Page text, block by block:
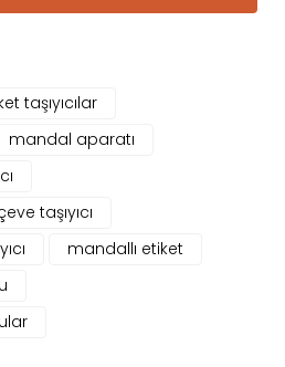
taşıyıcılar
mandal aparatı
taşıyıcı
mandallı etiket